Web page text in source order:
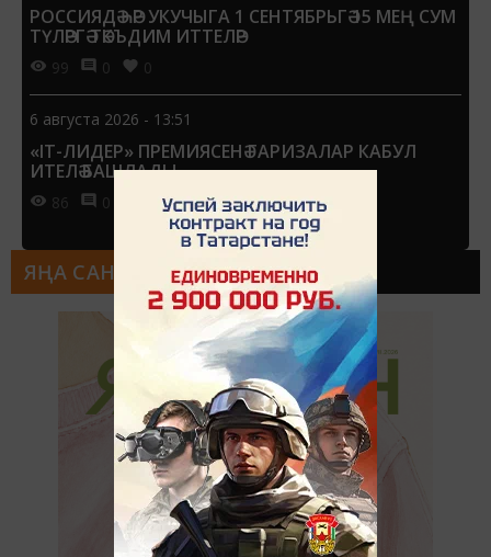
РОССИЯДӘ ҺӘР УКУЧЫГА 1 СЕНТЯБРЬГӘ 15 МЕҢ СУМ
ТҮЛӘРГӘ ТӘКЪДИМ ИТТЕЛӘР
99 0 0
6 августа 2026 - 13:51
«IT-ЛИДЕР» ПРЕМИЯСЕНӘ ГАРИЗАЛАР КАБУЛ
ИТЕЛӘ БАШЛАДЫ
86 0
ЯҢА САН